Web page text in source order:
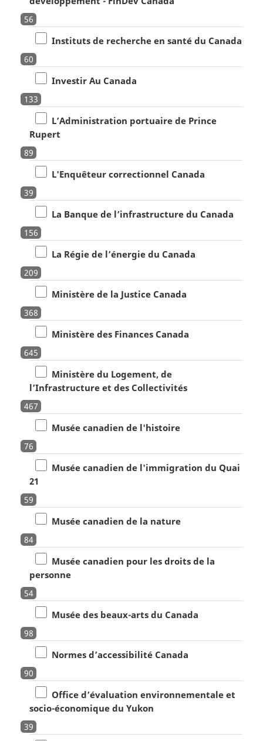
56
Instituts de recherche en santé du Canada
60
Investir Au Canada
133
L’Administration portuaire de Prince
Rupert
89
L'Enquêteur correctionnel Canada
39
La Banque de l’infrastructure du Canada
156
La Régie de l’énergie du Canada
209
Ministère de la Justice Canada
368
Ministère des Finances Canada
645
Ministère du Logement, de
l’Infrastructure et des Collectivités
467
Musée canadien de l'histoire
76
Musée canadien de l'immigration du Quai
21
59
Musée canadien de la nature
84
Musée canadien pour les droits de la
personne
54
Musée des beaux-arts du Canada
98
Normes d’accessibilité Canada
90
Office d’évaluation environnementale et
socio-économique du Yukon
39